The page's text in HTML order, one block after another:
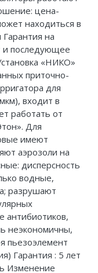
цена-
находиться в
на
и последующее
«НИКО»
приточно-
для
входит в
работать от
Для
имеют
аэрозоли на
дисперсность
водные,
разрушают
антибиотиков,
неэкономичны,
пьезоэлемент
Гарантия : 5 лет
Изменение